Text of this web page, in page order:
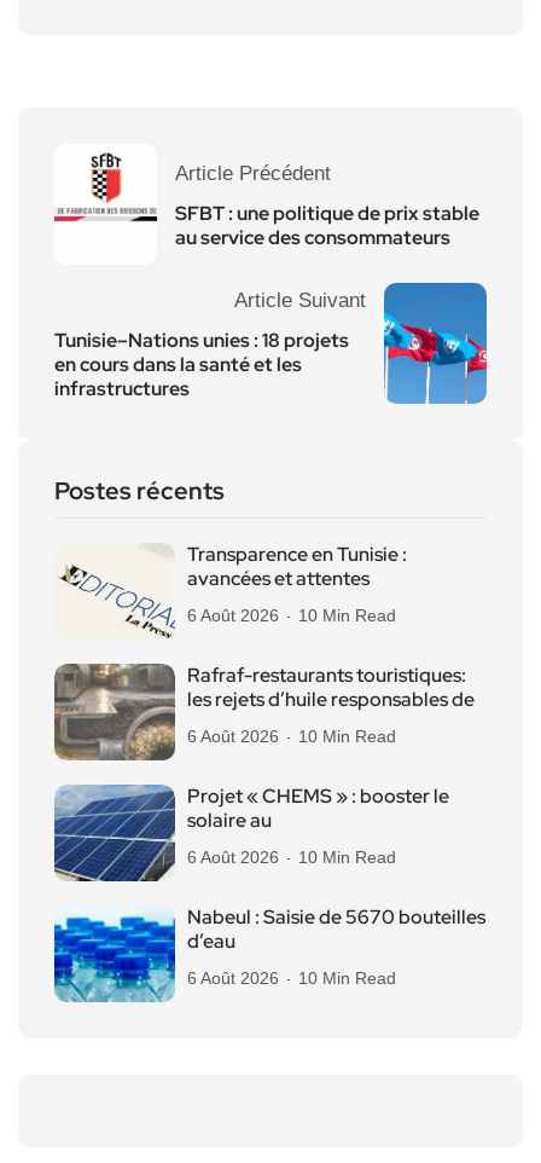
Article Précédent
SFBT : une politique de prix stable
au service des consommateurs
Article Suivant
Tunisie–Nations unies : 18 projets
en cours dans la santé et les
infrastructures
Postes récents
Transparence en Tunisie :
avancées et attentes
6 Août 2026 10 Min Read
Rafraf-restaurants touristiques:
les rejets d’huile responsables de
6 Août 2026 10 Min Read
Projet « CHEMS » : booster le
solaire au
6 Août 2026 10 Min Read
Nabeul : Saisie de 5670 bouteilles
d’eau
6 Août 2026 10 Min Read